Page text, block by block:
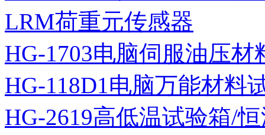
LRM荷重元传感器
HG-1703电脑伺服油压材
HG-118D1电脑万能材料
HG-2619高低温试验箱/